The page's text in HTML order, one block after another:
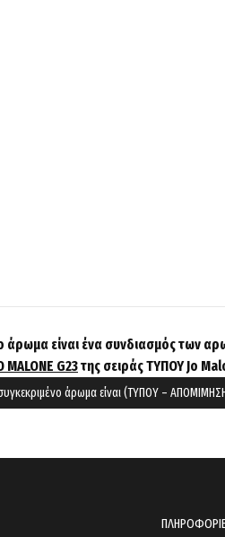
άρωμα είναι ένα συνδιασμός των
MALONE G23της σειράς ΤΥΠΟΥ Jo
άρωμα είναι (ΤΥΠΟΥ –